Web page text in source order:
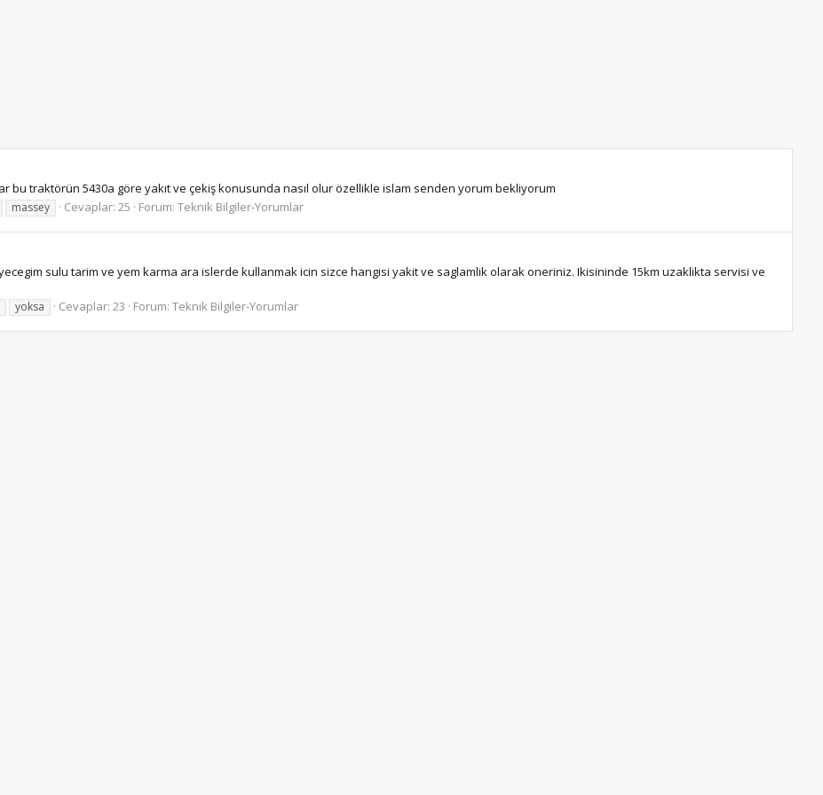
bu traktörün 5430a göre yakıt ve çekiş konusunda nasıl olur özellikle islam senden yorum bekliyorum
massey Cevaplar: 25 Forum: Teknik Bilgiler-Yorumlar
sulu tarim ve yem karma ara islerde kullanmak icin sizce hangisi yakit ve saglamlik olarak oneriniz. Ikisininde 15km uzaklikta servisi ve
yoksa Cevaplar: 23 Forum: Teknik Bilgiler-Yorumlar